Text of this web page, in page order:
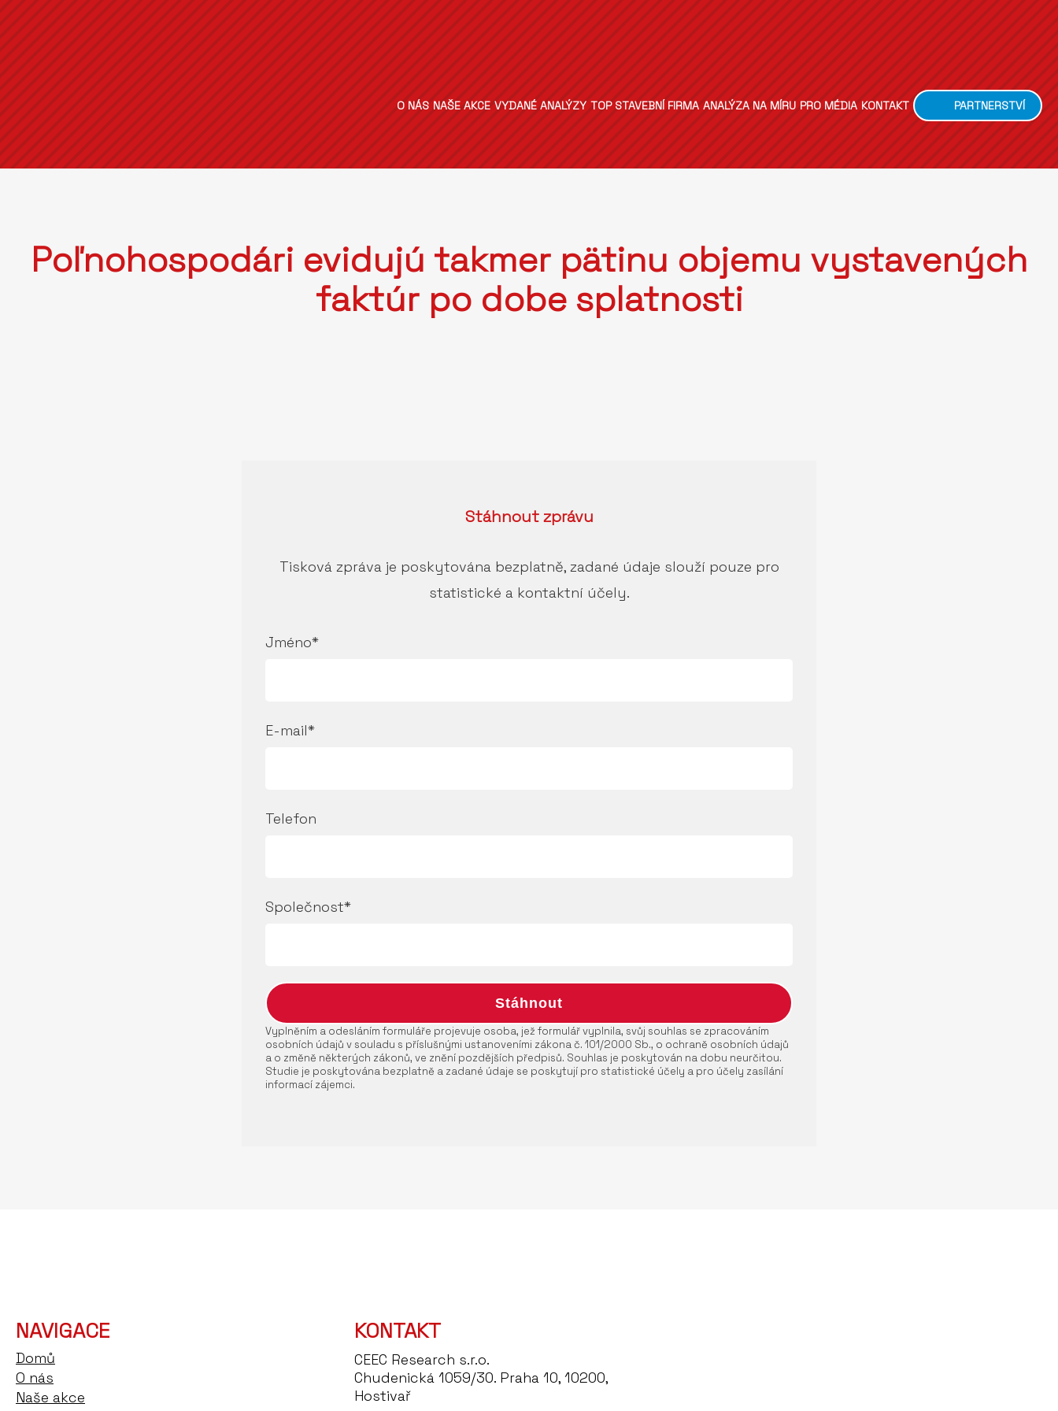
O NÁS NAŠE AKCE VYDANÉ ANALÝZY TOP STAVEBNÍ FIRMA ANALÝZA NA MÍRU PRO MÉDIA KONTAKT PARTNERSTVÍ
Poľnohospodári evidujú takmer pätinu objemu vystavených
faktúr po dobe splatnosti
Stáhnoutzprávu
Tisková zpráva je poskytována bezplatně, zadané údaje slouží pouze pro
statistické a kontaktní účely.
Jméno*
E-mail*
Telefon
Společnost*
Vyplněním a odesláním formuláře projevuje osoba, jež formulář vyplnila, svůj souhlas se zpracováním
osobních údajů v souladu s příslušnými ustanoveními zákona č. 101/2000 Sb., o ochraně osobních údajů
a o změně některých zákonů, ve znění pozdějších předpisů. Souhlas je poskytován na dobu neurčitou.
Studie je poskytována bezplatně a zadané údaje se poskytují pro statistické účely a pro účely zasílání
informací zájemci.
NAVIGACE
Domů
O nás
Naše akce
KONTAKT
CEEC Research s.r.o.
Chudenická 1059/30. Praha 10, 10200,
Hostivař